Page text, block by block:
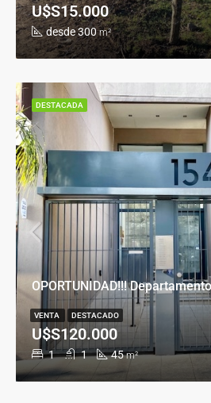
desde 300 m²
U$S15.000
1 1 45 m²
U$S120.000
VENTA DESTACADO
DESTACADA